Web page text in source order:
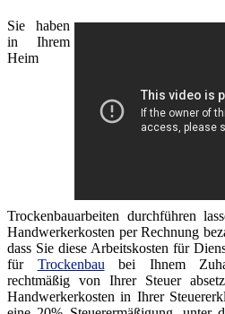
Sie haben
in Ihrem
Heim
Trockenbauarbeiten durchführen
Handwerkerkosten per Rechnung
dass Sie diese Arbeitskosten für
für Trockenbau bei Ihnem
rechtmäßig von Ihrer Steuer
Handwerkerkosten in Ihrer